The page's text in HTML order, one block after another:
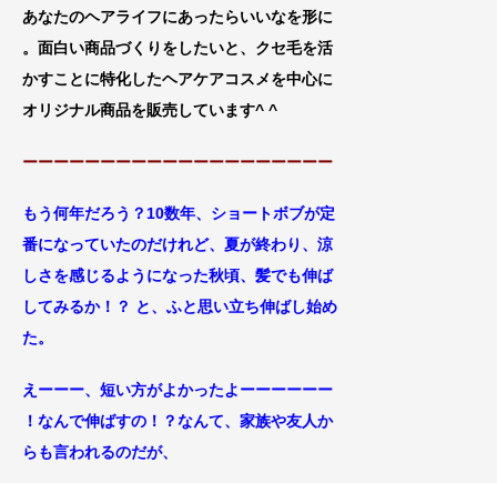
あなたのヘアライフにあったらいいなを形に
。面白い商品づくりをしたいと、クセ毛を活
かすことに特化したヘアケアコスメを中心に
オリジナル商品を販売しています^ ^
ーーーーーーーーーーーーーーーーーーーー
もう何年だろう？10数年、ショートボブが定
番になっていたのだけれど、夏が終わり、涼
しさを感じるようになった秋頃、髪でも伸ば
してみるか！？ と、ふと思い立ち伸ばし始め
た。
えーーー、短い方がよかったよーーーーーー
！なんで伸ばすの！？なんて、家族や友人か
らも言われるのだが、